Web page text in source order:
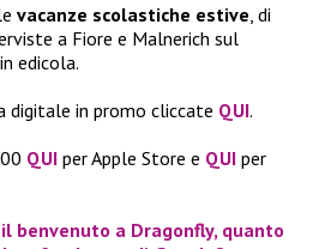
vacanze scolastiche estive , di
a Fiore e Malnerich sul
in edicola.
digitale in promo cliccate QUI.
QUI per Apple Store e QUI per
il benvenuto a Dragonfly, quanto